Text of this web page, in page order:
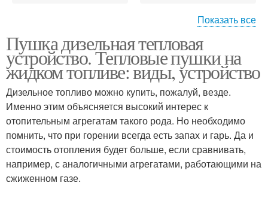
Газовая пушка Дизельная пушка
Дизельные пушки
Показать все
Пушка дизельная тепловая
устройство. Тепловые пушки на
жидком топливе: виды, устройство
Дизельное топливо можно купить, пожалуй, везде.
Именно этим объясняется высокий интерес к
отопительным агрегатам такого рода. Но необходимо
помнить, что при горении всегда есть запах и гарь. Да и
стоимость отопления будет больше, если сравнивать,
например, с аналогичными агрегатами, работающими на
сжиженном газе.